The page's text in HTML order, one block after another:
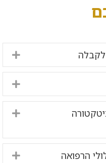
לקבלה
הרפואה